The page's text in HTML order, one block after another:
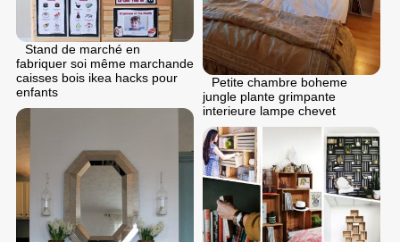
Stand de marché en
fabriquer soi même marchande
caisses bois ikea hacks pour
enfants
Petite chambre boheme
jungle plante grimpante
interieure lampe chevet